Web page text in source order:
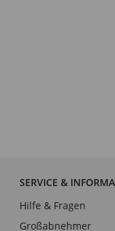
SERVICE &
Hilfe & Fragen
Großabnehmer